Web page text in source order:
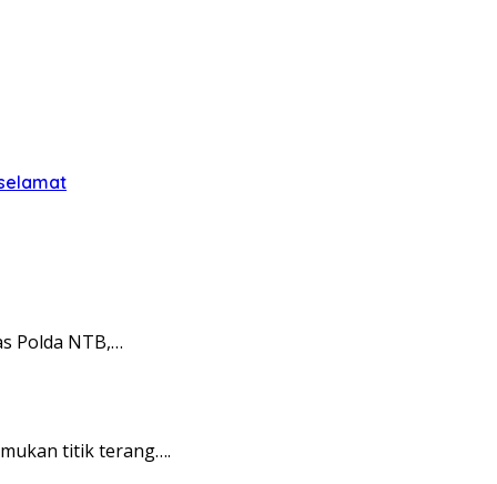
Polda NTB,…
titik terang….